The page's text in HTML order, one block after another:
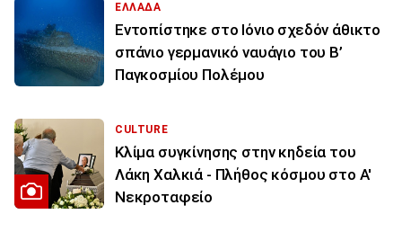
ΕΛΛΑΔΑ
Εντοπίστηκε στο Ιόνιο σχεδόν άθικτο
σπάνιο γερμανικό ναυάγιο του Β’
Παγκοσμίου Πολέμου
CULTURE
Κλίμα συγκίνησης στην κηδεία του
Λάκη Χαλκιά - Πλήθος κόσμου στο Α'
Νεκροταφείο